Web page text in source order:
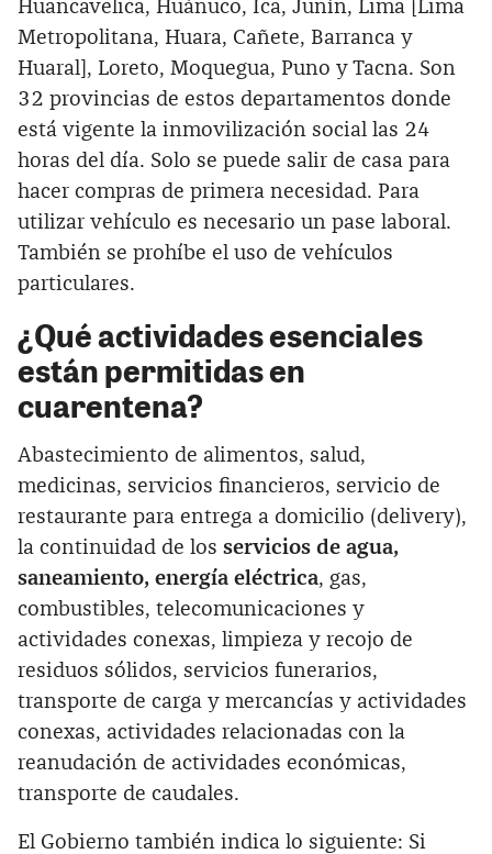
Huancavelica, Huánuco, Ica, Junín, Lima [Lima
Metropolitana, Huara, Cañete, Barranca y
Huaral], Loreto, Moquegua, Puno y Tacna. Son
32 provincias de estos departamentos donde
está vigente la inmovilización social las 24
horas del día. Solo se puede salir de casa para
hacer compras de primera necesidad. Para
utilizar vehículo es necesario un pase laboral.
También se prohíbe el uso de vehículos
particulares.
¿Qué actividades esenciales
están permitidas en
cuarentena?
Abastecimiento de alimentos, salud,
medicinas, servicios financieros, servicio de
restaurante para entrega a domicilio (delivery),
la continuidad de los servicios de agua,
saneamiento, energía eléctrica, gas,
combustibles, telecomunicaciones y
actividades conexas, limpieza y recojo de
residuos sólidos, servicios funerarios,
transporte de carga y mercancías y actividades
conexas, actividades relacionadas con la
reanudación de actividades económicas,
transporte de caudales.
El Gobierno también indica lo siguiente: Si